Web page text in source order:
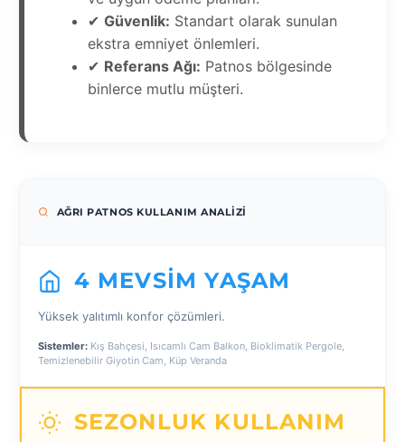
✔ Güvenlik: Standart olarak sunulan
ekstra emniyet önlemleri.
✔ Referans Ağı: Patnos bölgesinde
binlerce mutlu müşteri.
AĞRI PATNOS KULLANIM ANALIZI
4 MEVSIM YAŞAM
Yüksek yalıtımlı konfor çözümleri.
Sistemler: Kış Bahçesi, Isıcamlı Cam Balkon, Bioklimatik Pergole,
Temizlenebilir Giyotin Cam, Küp Veranda
SEZONLUK KULLANIM